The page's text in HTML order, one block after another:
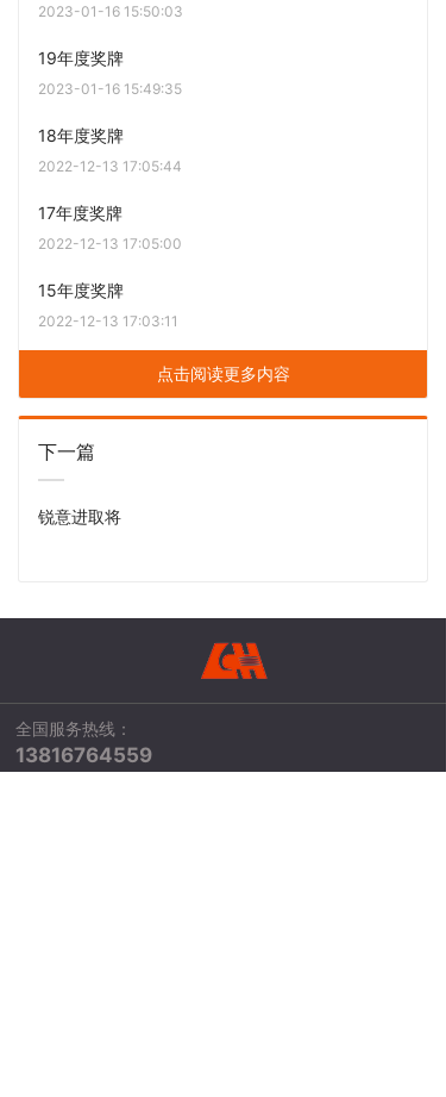
2023-01-16 15:50:03
19年度奖牌
2023-01-16 15:49:35
18年度奖牌
2022-12-13 17:05:44
17年度奖牌
2022-12-13 17:05:00
15年度奖牌
2022-12-13 17:03:11
点击阅读更多内容
下一篇
锐意进取将
全国服务热线：
13816764559